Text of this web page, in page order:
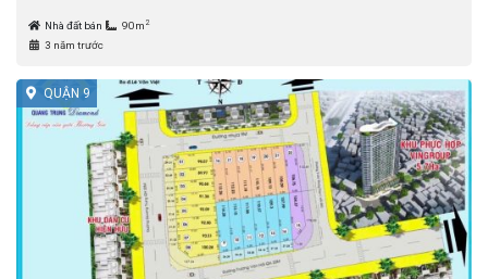
Nhà đất bán 90m 2
3 năm trước
QUẬN 9